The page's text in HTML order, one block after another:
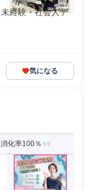
経験・社会人デ
気になる
化率100％